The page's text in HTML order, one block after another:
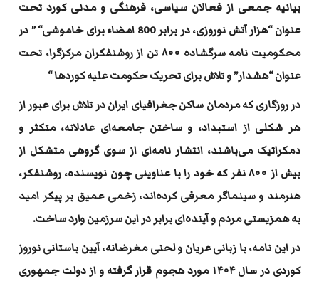
بیانیه‌ جمعی از فعالان سیاسی، فرهنگی و مدنی کورد تحت
عنوان “هزار آتش نوروزی، در برابر 800 امضاء برای خاموشی“
” در
محکومیت نامه‌ سرگشاده‌ ۸۰۰ تن از روشنفکران مرکزگرا، تحت
عنوان “هشدار” و تلاش برای تحریک حکومت علیه کوردها “
در روزگاری که مردمان ساکن جغرافیای ایران در تلاش برای عبور از
هر شکلی از استبداد، و ساختن جامعه‌ای عادلانه، متکثر و
دمکراتیک می‌باشند، انتشار نامه‌ای از سوی گروهی متشکل از
بیش از ۸۰۰نفر که خود را با عناوینی چون نویسنده، روشنفکر،
هنرمند و سینماگر معرفی کرده‌اند، زخمی عمیق بر پیکر امید
به همزیستی مردم و آینده‌ای برابر در این سرزمین وارد ساخت.
در این نامه، با زبانی عریان و لحنی مغرضانه، آیین باستانی نوروز
کوردی در سال۱۴۰۴ مورد هجوم قرار گرفته و از دولت جمهوری